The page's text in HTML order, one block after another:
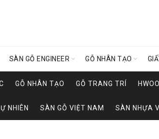
SÀN GỖ ENGINEER GỖ NHÂN TẠO
GỖ NHÂN TẠO GỖ TRANG TRÍ
NHIÊN SÀN GỖ VIỆT NAM SÀN NHỰA